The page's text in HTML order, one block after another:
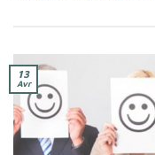
13
Avr